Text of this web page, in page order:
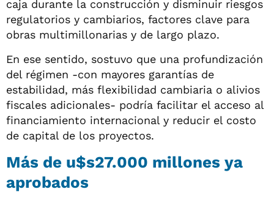
caja durante la construcción y disminuir riesgos
regulatorios y cambiarios, factores clave para
obras multimillonarias y de largo plazo.
En ese sentido, sostuvo que una profundización
del régimen -con mayores garantías de
estabilidad, más flexibilidad cambiaria o alivios
fiscales adicionales- podría facilitar el acceso al
financiamiento internacional y reducir el costo
de capital de los proyectos.
Más de u$s27.000 millones ya
aprobados